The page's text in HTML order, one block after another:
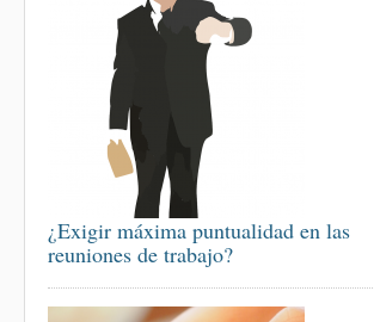
¿Exigir máxima puntualidad en las
reuniones de trabajo?